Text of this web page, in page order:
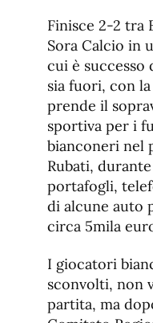
Finisce 2-2 tra
Sora Calcio in
cui è successo
sia fuori, con
prende il
sportiva per i
bianconeri nel
Rubati,
portafogli,
di alcune auto
circa 5mila
I giocatori
sconvolti, non
partita, ma